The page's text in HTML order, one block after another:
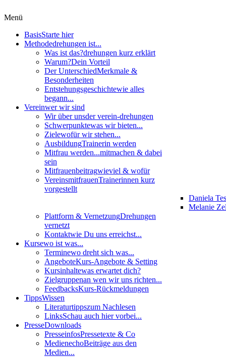
Menü
BasisStarte hier
Methodedrehungen ist...
Was ist das?drehungen kurz erklärt
Warum?Dein Vorteil
Der UnterschiedMerkmale &
Besonderheiten
Entstehungsgeschichtewie alles
begann...
Vereinwer wir sind
Wir über unsder verein-drehungen
Schwerpunktewas wir bieten...
Zielewofür wir stehen...
AusbildungTrainerin werden
Mitfrau werden...mitmachen & dabei
sein
Mitfrauenbeitragwieviel & wofür
VereinsmitfrauenTrainerinnen kurz
vorgestellt
Daniela
Melanie
Plattform & VernetzungDrehungen
vernetzt
Kontaktwie Du uns erreichst...
Kursewo ist was...
Terminewo dreht sich was...
AngeboteKurs-Angebote & Setting
Kursinhaltewas erwartet dich?
Zielgruppenan wen wir uns richten...
FeedbacksKurs-Rückmeldungen
TippsWissen
Literaturtippszum Nachlesen
LinksSchau auch hier vorbei...
PresseDownloads
PresseinfosPressetexte & Co
MedienechoBeiträge aus den
Medien...